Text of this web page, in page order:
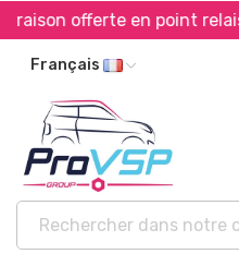
offerte en point relais
Français